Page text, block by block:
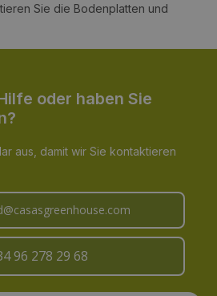
Sie die Bodenplatten und
oder haben Sie
aus, damit wir Sie kontaktieren
96 278 29 68